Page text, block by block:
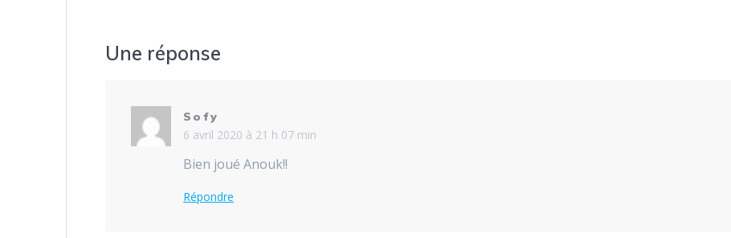
Une réponse
Sofy
6 avril 2020 à 21 h 07 min
Bien joué Anouk!!
Répondre